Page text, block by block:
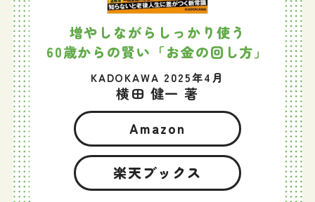
増やしながらしっかり使う
60歳からの賢い「お金の回し方」
KADOKAWA 2025年4月
横田 健一 著
Amazon
楽天ブックス